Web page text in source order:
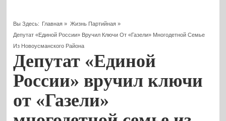
Вы Здесь: Главная » Жизнь Партийная»
Депутат «Единой России» Вручил Ключи От «Газели» Многодетной Семье
Из Новоусманского Района
Депутат «Единой
России» вручил ключи
от «Газели»